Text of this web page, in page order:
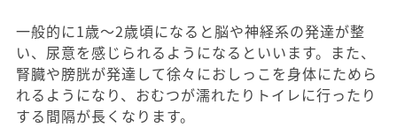
一般的に1歳～2歳頃になると脳や神経系の発達が整
い、尿意を感じられるようになるといいます。また、
腎臓や膀胱が発達して徐々におしっこを身体にためら
れるようになり、おむつが濡れたりトイレに行ったり
する間隔が長くなります。